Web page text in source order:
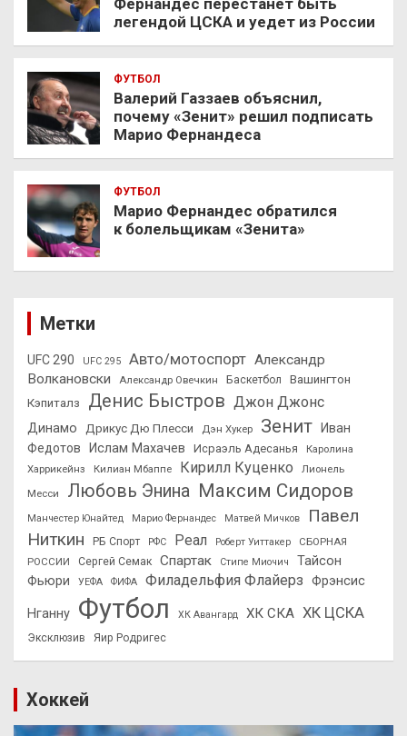
Фернандес перестанет быть
легендой ЦСКА и уедет из России
ФУТБОЛ
Валерий Газзаев объяснил,
почему «Зенит» решил подписать
Марио Фернандеса
ФУТБОЛ
Марио Фернандес обратился
к болельщикам «Зенита»
Метки
UFC 290 UFC 295 Авто/мотоспорт Александр
Волкановски
Александр Овечкин Баскетбол
Вашингтон
Кэпиталз
Денис Быстров Джон Джонс
Динамо Дрикус Дю Плесси Дэн Хукер Зенит
Иван
Федотов
Ислам Махачев Исраэль Адесанья
Каролина
Харрикейнз
Килиан Мбаппе Кирилл Куценко
Лионель
Месси
Любовь Энина Максим Сидоров
Манчестер Юнайтед Марио Фернандес Матвей Мичков
Павел
Ниткин
РБ Спорт РФС Реал Роберт Уиттакер
СБОРНАЯ
РОССИИ
Сергей Семак Спартак Стипе Миочич
Тайсон
Фьюри
УЕФА ФИФА Филадельфия Флайерз Фрэнсис
Нганну Футбол ХК Авангард ХК СКА ХК ЦСКА
Эксклюзив Яир Родригес
Хоккей